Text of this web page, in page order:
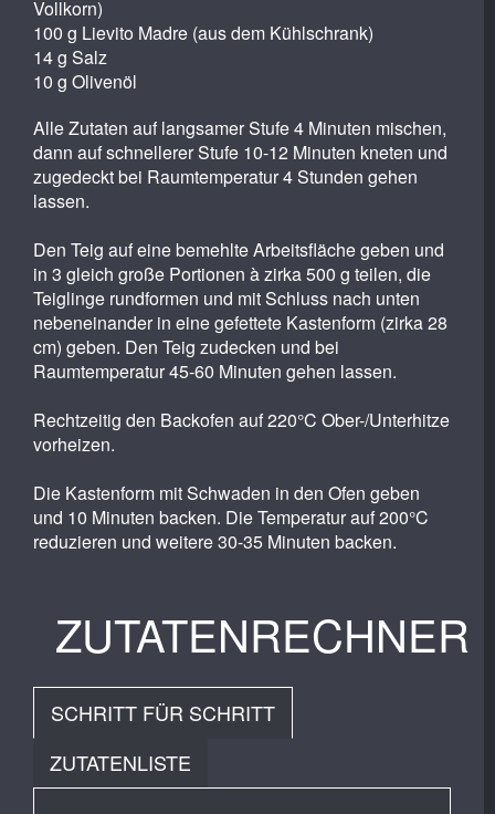
Vollkorn)
100 g Lievito Madre (aus dem Kühlschrank)
14 g Salz
10 g Olivenöl
Alle Zutaten auf langsamer Stufe 4 Minuten mischen,
dann auf schnellerer Stufe 10-12 Minuten kneten und
zugedeckt bei Raumtemperatur 4 Stunden gehen
lassen.
Den Teig auf eine bemehlte Arbeitsfläche geben und
in 3 gleich große Portionen à zirka 500 g teilen, die
Teiglinge rundformen und mit Schluss nach unten
nebeneinander in eine gefettete Kastenform (zirka 28
cm) geben. Den Teig zudecken und bei
Raumtemperatur 45-60 Minuten gehen lassen.
Rechtzeitig den Backofen auf 220°C Ober-/Unterhitze
vorheizen.
Die Kastenform mit Schwaden in den Ofen geben
und 10 Minuten backen. Die Temperatur auf 200°C
reduzieren und weitere 30-35 Minuten backen.
ZUTATENRECHNER
SCHRITT FÜR SCHRITT
ZUTATENLISTE